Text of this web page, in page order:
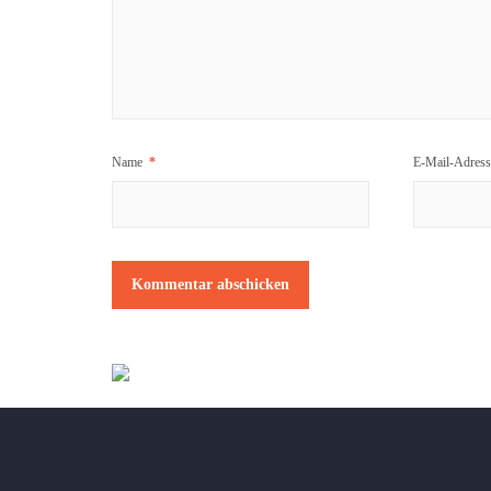
Name * E-Mail-